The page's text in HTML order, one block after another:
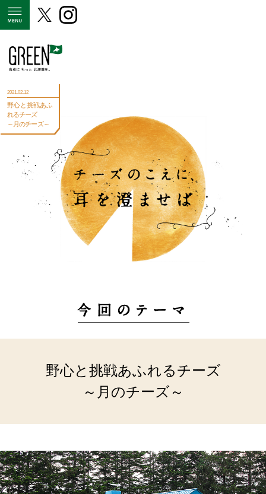
2021.02.12
野心と挑戦あふ
れるチーズ
～月のチーズ～
野心と挑戦あふれるチーズ
～月のチーズ～